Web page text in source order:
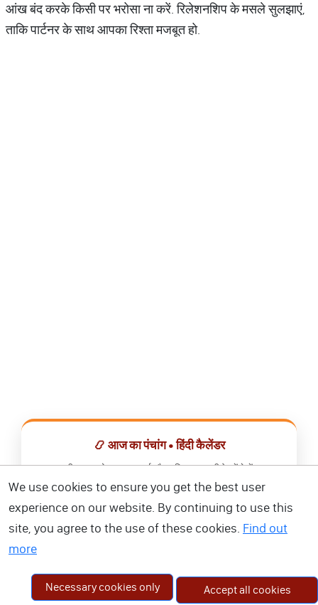
आंख बंद करके किसी पर भरोसा ना करें. रिलेशनशिप के मसले सुलझाएं,
ताकि पार्टनर के साथ आपका रिश्‍ता मजबूत हो.
📿 आज का पंचांग • हिंदी कैलेंडर
सभी व्रत, त्योहार, शुभ मुहूर्त और राशिफल एक ही ऐप में देखें।
📅 हिंदी कैलेंडर ऐप डाउनलोड करें
We use cookies to ensure you get the best user
experience on our website. By continuing to use this
site, you agree to the use of these cookies. Find out
more
Necessary cookies only Accept all cookies